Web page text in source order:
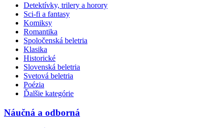
Detektívky, trilery a horory
Sci-fi a fantasy
Komiksy
Romantika
Spoločenská beletria
Klasika
Historické
Slovenská beletria
Svetová beletria
Poézia
Ďalšie kategórie
Náučná a odborná